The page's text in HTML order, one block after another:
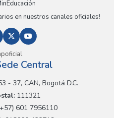
en nuestros canales oficiales!
Central
- 37, CAN, Bogotá D.C.
111321
601 7956110